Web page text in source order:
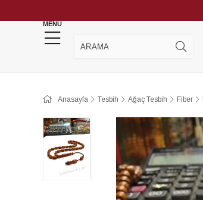
MENU
Anasayfa Tesbih Ağaç Tesbih Fiber